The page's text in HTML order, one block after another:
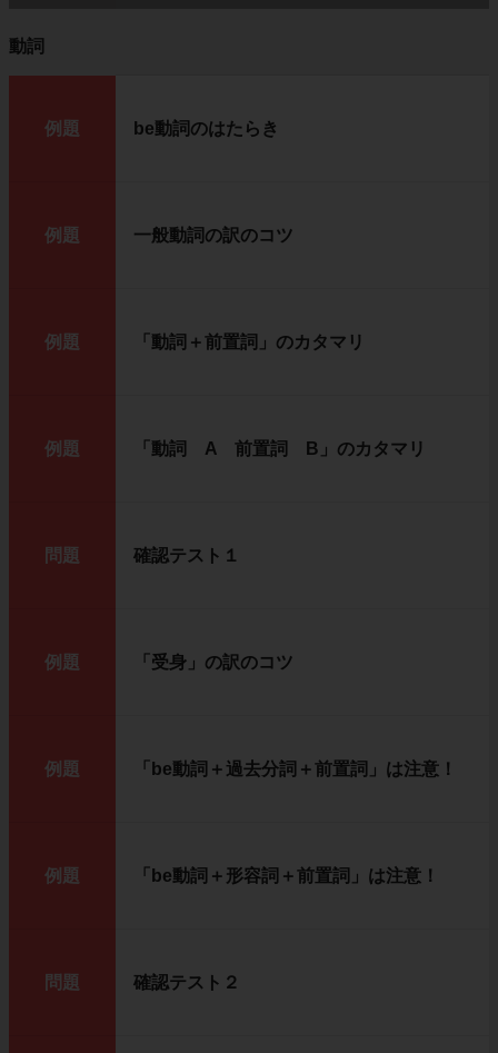
動詞
例題 be動詞のはたらき
例題 一般動詞の訳のコツ
例題 「動詞＋前置詞」のカタマリ
例題 「動詞 A 前置詞 B」のカタマリ
問題 確認テスト１
例題 「受身」の訳のコツ
例題 「be動詞＋過去分詞＋前置詞」は注意！
例題 「be動詞＋形容詞＋前置詞」は注意！
問題 確認テスト２